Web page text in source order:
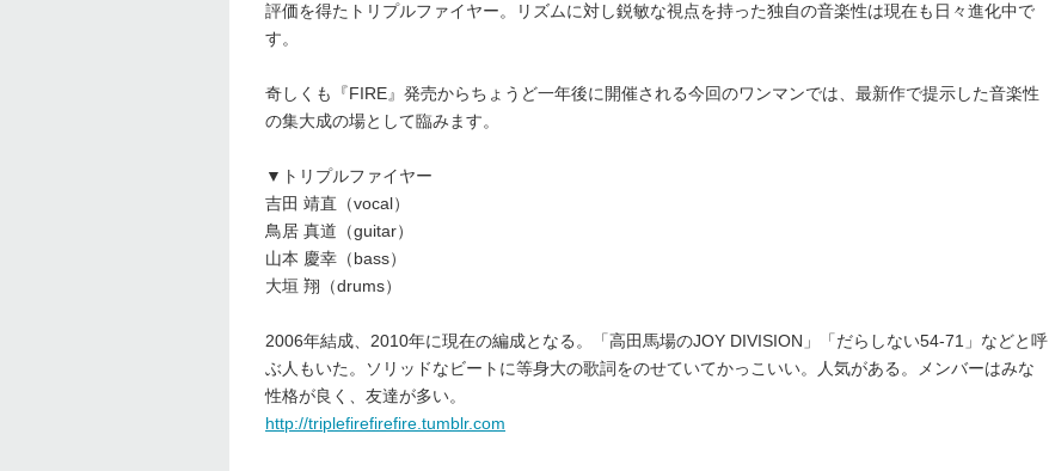
評価を得たトリプルファイヤー。リズムに対し鋭敏な視点を持った独自の音楽性は現在も日々進化中で
す。
奇しくも『FIRE』発売からちょうど一年後に開催される今回のワンマンでは、最新作で提示した音楽性
の集大成の場として臨みます。
▼トリプルファイヤー
吉田 靖直（vocal）
鳥居 真道（guitar）
山本 慶幸（bass）
大垣 翔（drums）
2006年結成、2010年に現在の編成となる。「高田馬場のJOY DIVISION」「だらしない54-71」などと呼
ぶ人もいた。ソリッドなビートに等身大の歌詞をのせていてかっこいい。人気がある。メンバーはみな
性格が良く、友達が多い。
http://triplefirefirefire.tumblr.com